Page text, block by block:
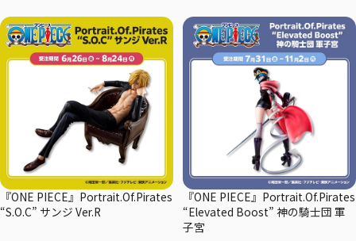
『ONE PIECE』Portrait.Of.Pirates
“S.O.C” サンジ Ver.R
『ONE PIECE』Portrait.Of.Pirates
“Elevated Boost” 神の騎士団 軍
子宮